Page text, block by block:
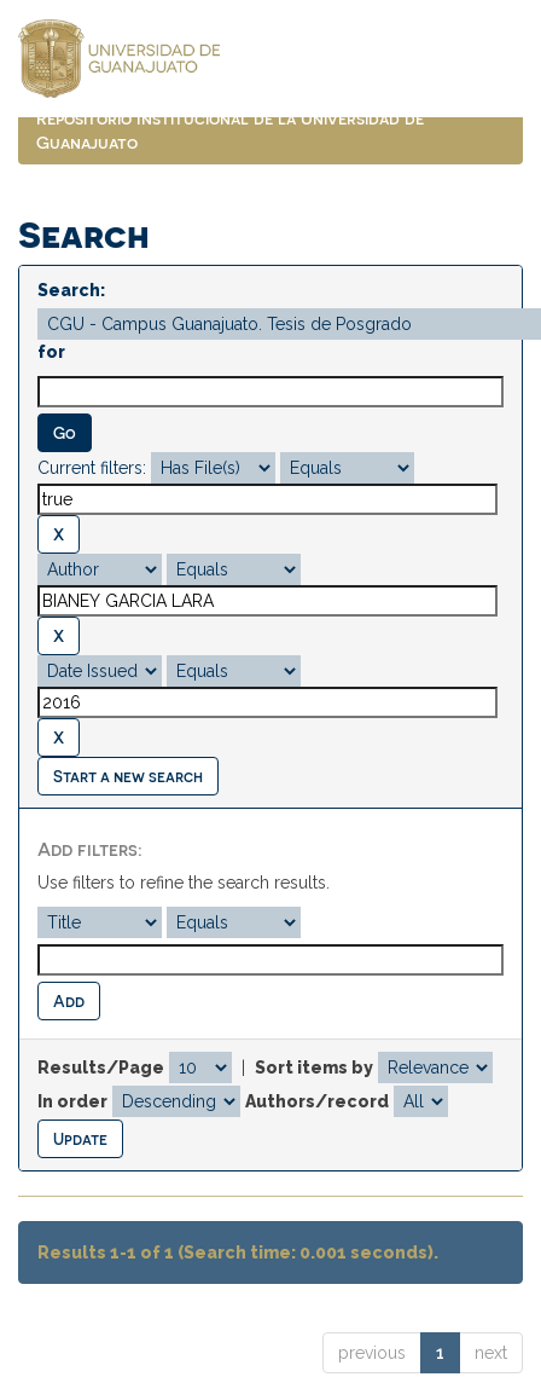
navigation
Repositorio Institucional de la Universidad de
Guanajuato
Search
Search:
for
Current filters:
Start a new search
Add filters:
Use filters to refine the search results.
Results/Page
Sort items by
In order
Authors/record
Results 1-1 of 1 (Search time: 0.001 seconds).
previous 1 next